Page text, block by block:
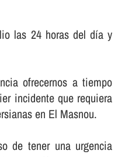
las 24 horas del dí­a y
ofrecernos a tiempo
incidente que requiera
en El Masnou.
de tener una urgencia